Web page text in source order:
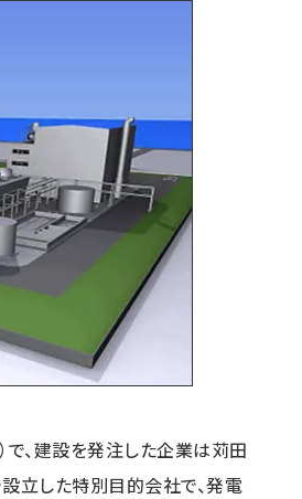
で、建設を発注した企業は苅田
立した特別目的会社で、発電